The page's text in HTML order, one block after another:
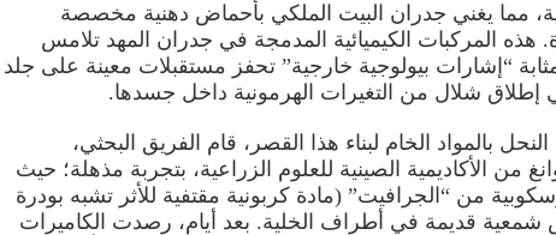
مما يغني جدران البيت الملكي بأحماض دهنية مخصصة
هذه المركبات الكيميائية المدمجة في جدران المهد تلامس
“إشارات بيولوجية خارجية” تحفز مستقبلات معينة على جلد
إطلاق شلال من التغيرات الهرمونية داخل جسدها.
بالمواد الخام لبناء هذا القصر، قام الفريق البحثي،
من الأكاديمية الصينية للعلوم الزراعية، بتجربة مذهلة؛ حيث
من “الجرافيت” (مادة كربونية مقتفية للأثر تشبه بودرة
قديمة في أطراف الخلية. بعد أيام، رصدت الكاميرات